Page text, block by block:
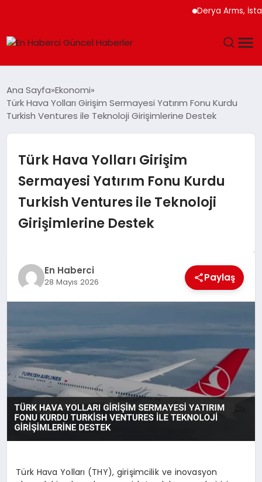
Derya Arms,
SPOR
MAGAZIN
DÜNYA
EKONOMI
Ana Sayfa Ekonomi
Türk Hava Yolları Girişim Sermayesi Yatırım Fonu Kurdu
Turkish Ventures ile Teknoloji Girişimlerine Destek
Türk Hava Yolları Girişim
Sermayesi Yatırım Fonu Kurdu
Turkish Ventures ile Teknoloji
Girişimlerine Destek
En Haberci
28 Mayıs 2026 Paylaş
Türk Hava Yolları (THY), girişimcilik ve inovasyon